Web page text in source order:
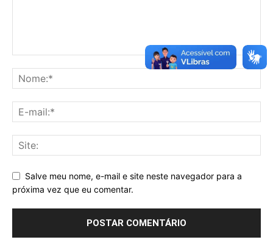
Salve meu nome, e-mail e site neste navegador para a
próxima vez que eu comentar.